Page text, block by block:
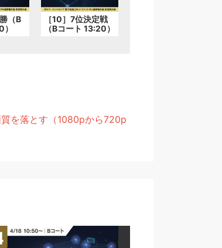
（B
［10］7位決定戦
（Bコート 13:20）
を落とす（1080pから720p